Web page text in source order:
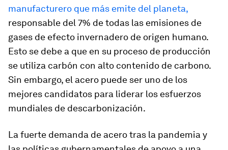
manufacturero que más emite del planeta,
responsable del 7% de todas las emisiones de
gases de efecto invernadero de origen humano.
Esto se debe a que en su proceso de producción
se utiliza carbón con alto contenido de carbono.
Sin embargo, el acero puede ser uno de los
mejores candidatos para liderar los esfuerzos
mundiales de descarbonización.
La fuerte demanda de acero tras la pandemia y